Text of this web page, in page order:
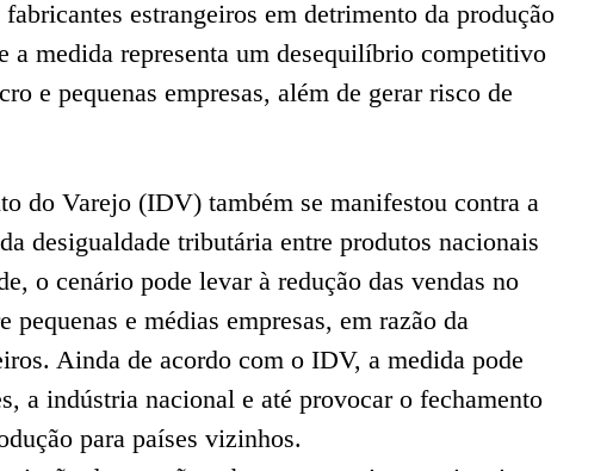
estrangeiros em detrimento da produção
a medida representa um desequilíbrio competitivo
e pequenas empresas, além de gerar risco de
do Varejo (IDV) também se manifestou contra a
desigualdade tributária entre produtos nacionais
o cenário pode levar à redução das vendas no
e médias empresas, em razão da
Ainda de acordo com o IDV, a medida pode
a indústria nacional e até provocar o fechamento
para países vizinhos.